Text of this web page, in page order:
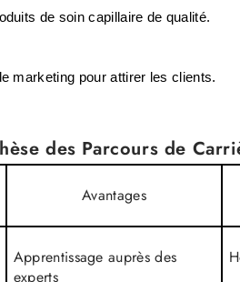
de soin capillaire de qualité.
marketing pour attirer les clients.
des Parcours de
Avantages
Apprentissage auprès des
experts